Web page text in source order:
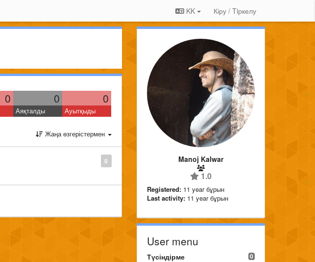
KK Кіру / Tiркелу
0 0 0
Аяқталды Ауытқыды
Жаңа өзгерістермен
0 Manoj Kalwar
1.0
Registered: 11 year бұрын
Last activity: 11 year бұрын
User menu
0
Түсіндірме